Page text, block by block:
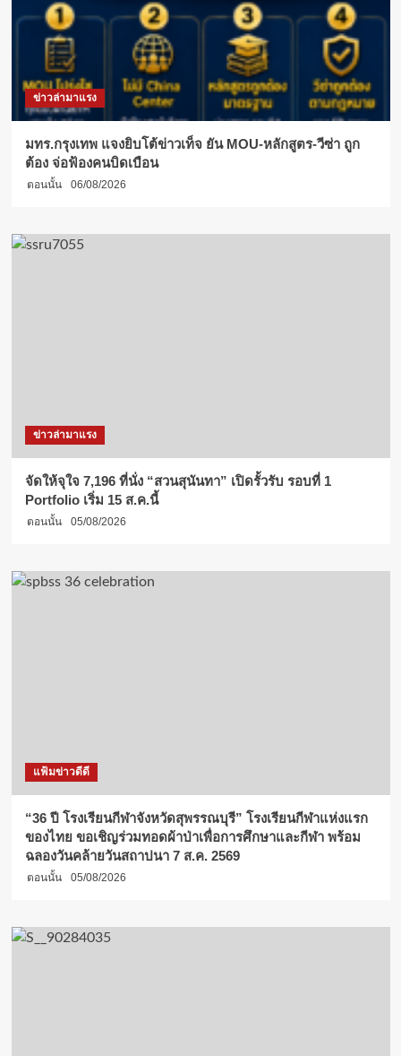
ข่าวล่ามาแรง
มทร.กรุงเทพ แจงยิบโต้ข่าวเท็จ ยัน MOU-หลักสูตร-วีซ่า ถูก
ต้อง จ่อฟ้องคนบิดเบือน
ตอนนั้น 06/08/2026
ข่าวล่ามาแรง
จัดให้จุใจ 7,196 ที่นั่ง “สวนสุนันทา” เปิดรั้วรับ รอบที่ 1
Portfolio เริ่ม 15 ส.ค.นี้
ตอนนั้น 05/08/2026
แฟ้มข่าวดีดี
“36 ปี โรงเรียนกีฬาจังหวัดสุพรรณบุรี” โรงเรียนกีฬาแห่งแรก
ของไทย ขอเชิญร่วมทอดผ้าป่าเพื่อการศึกษาและกีฬา พร้อม
ฉลองวันคล้ายวันสถาปนา 7 ส.ค. 2569
ตอนนั้น 05/08/2026